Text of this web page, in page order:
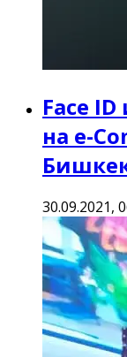
Face
на e-
30.09.2021,